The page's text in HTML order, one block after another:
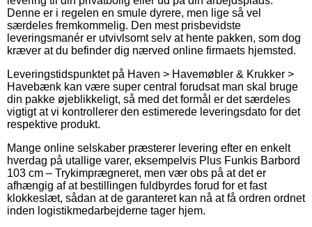
Denne er i regelen en smule dyrere, men lige så vel
særdeles fremkommelig. Den mest prisbevidste
leveringsmanér er utvivlsomt selv at hente pakken, som dog
kræver at du befinder dig nærved online firmaets hjemsted.
Leveringstidspunktet på Haven > Havemøbler & Krukker >
Havebænk kan være super central forudsat man skal bruge
din pakke øjeblikkeligt, så med det formål er det særdeles
vigtigt at vi kontrollerer den estimerede leveringsdato for det
respektive produkt.
Mange online selskaber præsterer levering efter en enkelt
hverdag på utallige varer, eksempelvis Plus Funkis Barbord
103 cm – Trykimprægneret, men vær obs på at det er
afhængig af at bestillingen fuldbyrdes forud for et fast
klokkeslæt, sådan at de garanteret kan nå at få ordren ordnet
inden logistikmedarbejderne tager hjem.